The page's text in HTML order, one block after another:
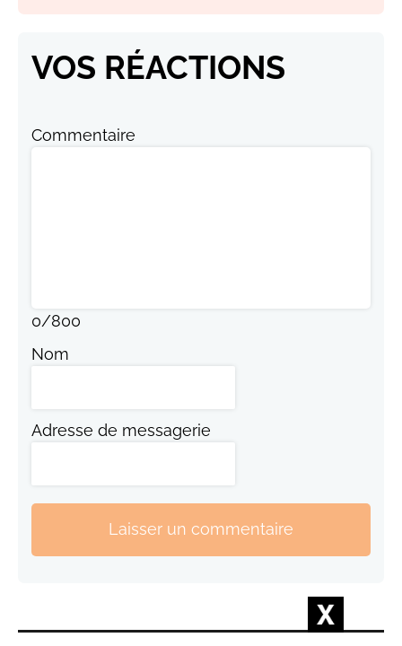
VOS RÉACTIONS
Commentaire
0/800
Nom
Adresse de messagerie
Laisser un commentaire